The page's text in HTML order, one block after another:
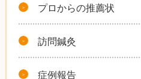
プロからの推薦状
訪問鍼灸
症例報告